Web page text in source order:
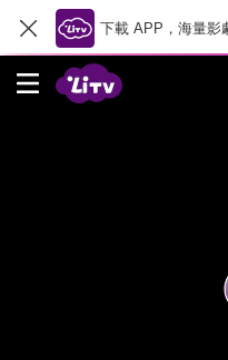
下載 APP，海量影